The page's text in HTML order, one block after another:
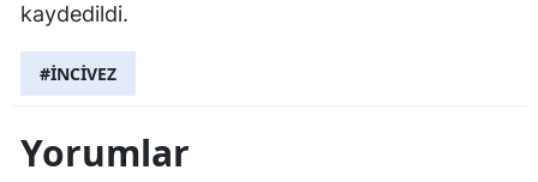
kaydedildi.
#İNCİVEZ
Yorumlar